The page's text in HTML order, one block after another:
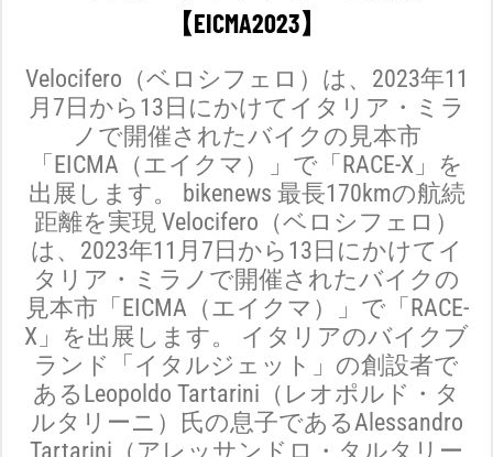
【EICMA2023】
Velocifero（ベロシフェロ）は、2023年11
月7日から13日にかけてイタリア・ミラ
ノで開催されたバイクの見本市
「EICMA（エイクマ）」で「RACE-X」を
出展します。 bikenews 最長170kmの航続
距離を実現 Velocifero（ベロシフェロ）
は、2023年11月7日から13日にかけてイ
タリア・ミラノで開催されたバイクの
見本市「EICMA（エイクマ）」で「RACE-
X」を出展します。 イタリアのバイクブ
ランド「イタルジェット」の創設者で
あるLeopoldo Tartarini（レオポルド・タ
ルタリーニ）氏の息子であるAlessandro
Tartarini（アレッサンドロ・タルタリー